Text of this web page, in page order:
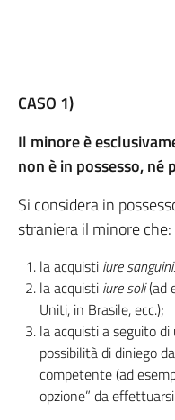
CASO 1)
Il minore è
non è in possesso,
Si considera in
straniera il minore che:
la acquisti iure
la acquisti iure soli(ad
Uniti, in Brasile, ecc.);
la acquisti a seguito
possibilità di diniego
competente (ad
opzione” da